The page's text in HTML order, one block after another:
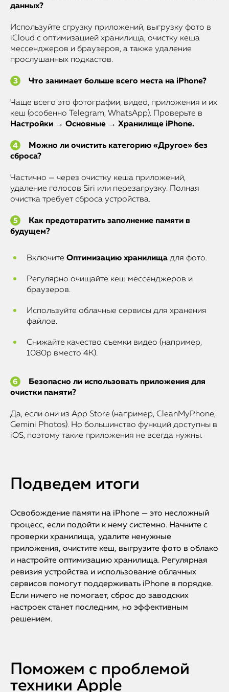
данных?
Используйте сгрузку приложений, выгрузку фото в
iCloud с оптимизацией хранилища, очистку кеша
мессенджеров и браузеров, а также удаление
прослушанных подкастов.
Что занимает больше всего места на iPhone?
Чаще всего это фотографии, видео, приложения и их
кеш (особенно Telegram, WhatsApp). Проверьте в
Настройки → Основные → Хранилище iPhone.
Можно ли очистить категорию «Другое» без
сброса?
Частично — через очистку кеша приложений,
удаление голосов Siri или перезагрузку. Полная
очистка требует сброса устройства.
Как предотвратить заполнение памяти в
будущем?
Включите Оптимизацию хранилища для фото.
Регулярно очищайте кеш мессенджеров и
браузеров.
Используйте облачные сервисы для хранения
файлов.
Снижайте качество съемки видео (например,
1080p вместо 4K).
Безопасно ли использовать приложения для
очистки памяти?
Да, если они из App Store (например, CleanMyPhone,
Gemini Photos). Но большинство функций доступны в
iOS, поэтому такие приложения не всегда нужны.
Подведем итоги
Освобождение памяти на iPhone — это несложный
процесс, если подойти к нему системно. Начните с
проверки хранилища, удалите ненужные
приложения, очистите кеш, выгрузите фото в облако
и настройте оптимизацию хранилища. Регулярная
ревизия устройства и использование облачных
сервисов помогут поддерживать iPhone в порядке.
Если ничего не помогает, сброс до заводских
настроек станет последним, но эффективным
решением.
Поможем с проблемой
техники Apple